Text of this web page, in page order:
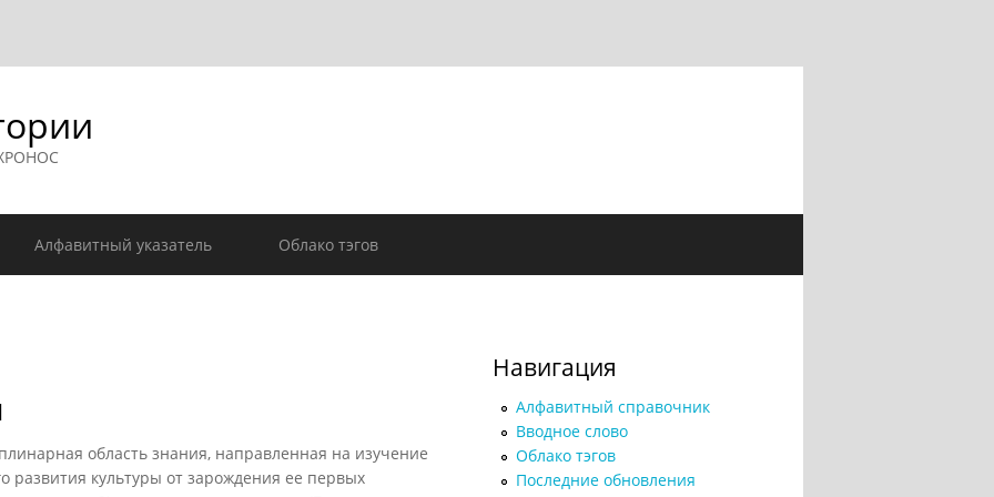
Алфавитный указатель Облако тэгов
область знания, направленная на изучение
развития культуры от зарождения ее первых
Навигация
Алфавитный справочник
Вводное слово
Облако тэгов
Последние обновления